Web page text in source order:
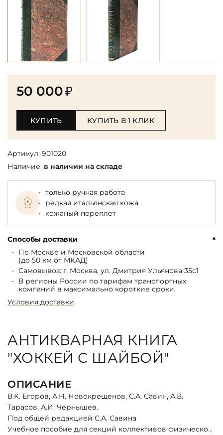
50 000₽
КУПИТЬ КУПИТЬ В 1 КЛИК
Артикул: 901020
Наличие: в наличии на складе
только ручная работа
редкая итальянская кожа
кожаный переплет
Способы доставки
По Москве и Московской области
(до 50 км от МКАД)
Самовывоз: г. Москва, ул. Дмитрия Ульянова 35с1
В регионы России по тарифам транспортных
компаний в максимально короткие сроки.
Условия доставки
АНТИКВАРНАЯ КНИГА
"ХОККЕЙ С ШАЙБОЙ"
ОПИСАНИЕ
В.К. Егоров, А.Н. Новокрещенов, С.А. Савин, А.В.
Тарасов, А.И. Чернышев.
Под общей редакцией С.А. Савина
Учебное пособие для секций коллективов физической